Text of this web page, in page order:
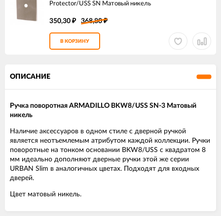
Protector/USS SN Матовый никель
350,30 ₽ 368,80₽
В КОРЗИНУ
ОПИСАНИЕ
Ручка поворотная ARMADILLO BKW8/USS SN-3 Матовый
никель
Наличие аксессуаров в одном стиле с дверной ручкой
является неотъемлемым атрибутом каждой коллекции. Ручки
поворотные на тонком основании BKW8/USS с квадратом 8
мм идеально дополняют дверные ручки этой же серии
URBAN Slim в аналогичных цветах. Подходят для входных
дверей.
Цвет матовый никель.